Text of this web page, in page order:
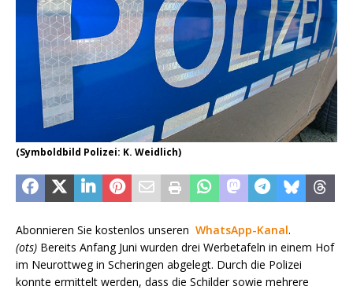
(Symboldbild Polizei: K. Weidlich)
Abonnieren Sie kostenlos unseren WhatsApp-Kanal.
(ots) Bereits Anfang Juni wurden drei Werbetafeln in einem Hof
im Neurottweg in Scheringen abgelegt. Durch die Polizei
konnte ermittelt werden, dass die Schilder sowie mehrere